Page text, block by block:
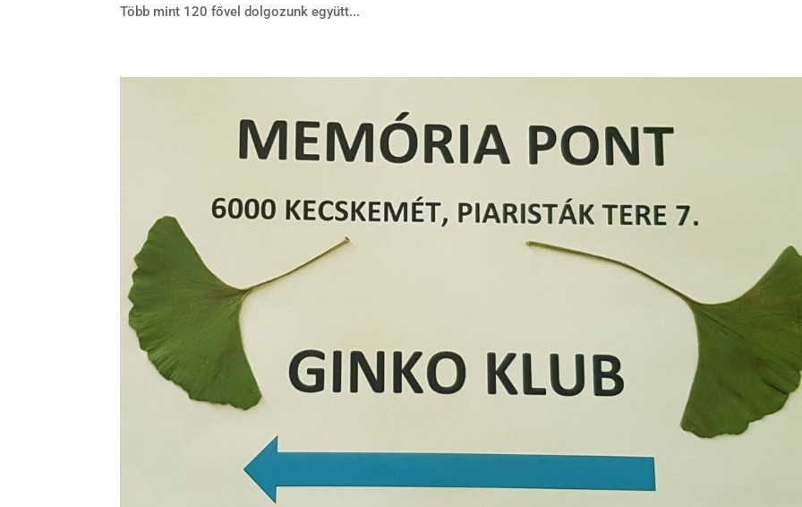
Több mint 120 fővel dolgozunk együtt...